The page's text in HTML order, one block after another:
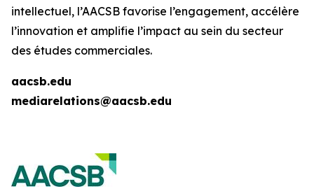
intellectuel, l’AACSB favorise l’engagement, accélère
l’innovation et amplifie l’impact au sein du secteur
des études commerciales.
aacsb.edu
mediarelations@aacsb.edu